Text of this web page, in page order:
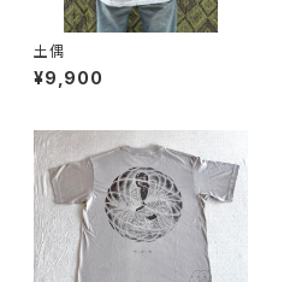
土偶
¥9,900